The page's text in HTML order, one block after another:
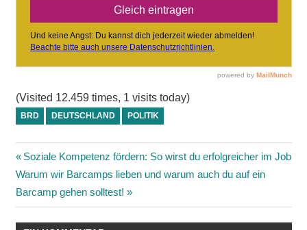
(Visited 12.459 times, 1 visits today)
BRD DEUTSCHLAND POLITIK
Beitragsnavigation
Vorheriger
Beitrag:
Soziale Kompetenz fördern: So wirst du erfolgreicher im Job
Nächster
Beitrag:
Warum wir Barcamps lieben und warum auch du auf ein
Barcamp gehen solltest!